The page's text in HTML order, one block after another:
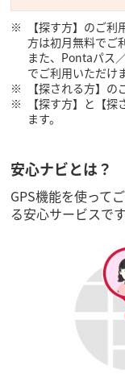
【探す方】のご
方は初月無料でご
また、Pontaパス
でご利用いただけ
【探される方】の
【探す方】と【
ます。
安心ナビとは？
GPS機能を使って
る安心サービスです